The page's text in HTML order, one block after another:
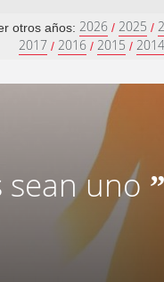
otros años: 2026 / 2025 /
2017 / 2016 / 2015 / 2014
sean uno